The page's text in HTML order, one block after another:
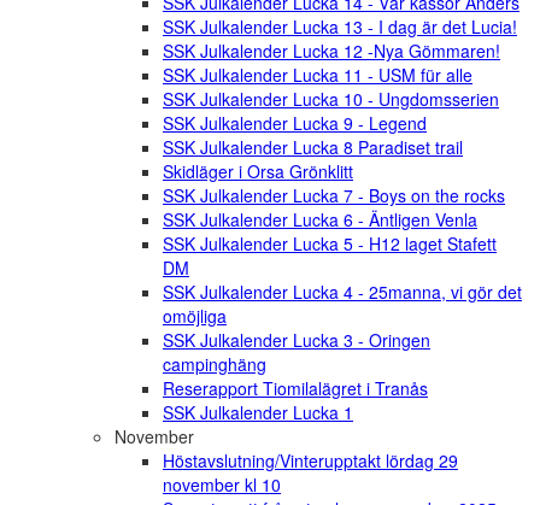
SSK Julkalender Lucka 13 - I dag är det Lucia!
SSK Julkalender Lucka 12 -Nya Gömmaren!
SSK Julkalender Lucka 11 - USM für alle
SSK Julkalender Lucka 10 - Ungdomsserien
SSK Julkalender Lucka 9 - Legend
SSK Julkalender Lucka 8 Paradiset trail
Skidläger i Orsa Grönklitt
SSK Julkalender Lucka 7 - Boys on the rocks
SSK Julkalender Lucka 6 - Äntligen Venla
SSK Julkalender Lucka 5 - H12 laget Stafett
DM
SSK Julkalender Lucka 4 - 25manna, vi gör det
omöjliga
SSK Julkalender Lucka 3 - Oringen
campinghäng
Reserapport Tiomilalägret i Tranås
SSK Julkalender Lucka 1
November
Höstavslutning/Vinterupptakt lördag 29
november kl 10